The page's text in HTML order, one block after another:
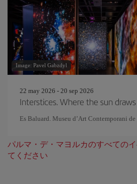
Image: Pavel Gabzdyl
22 may 2026 - 20 sep 2026
Interstices. Where the sun
Es Baluard. Museu d’Art Contemporani de
パルマ・デ・マヨルカのすべての
てください